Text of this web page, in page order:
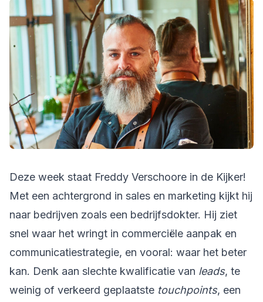
Deze week staat Freddy Verschoore in de Kijker!
Met een achtergrond in sales en marketing kijkt hij
naar bedrijven zoals een bedrijfsdokter. Hij ziet
snel waar het wringt in commerciële aanpak en
communicatiestrategie, en vooral: waar het beter
kan. Denk aan slechte kwalificatie van leads, te
weinig of verkeerd geplaatste touchpoints, een